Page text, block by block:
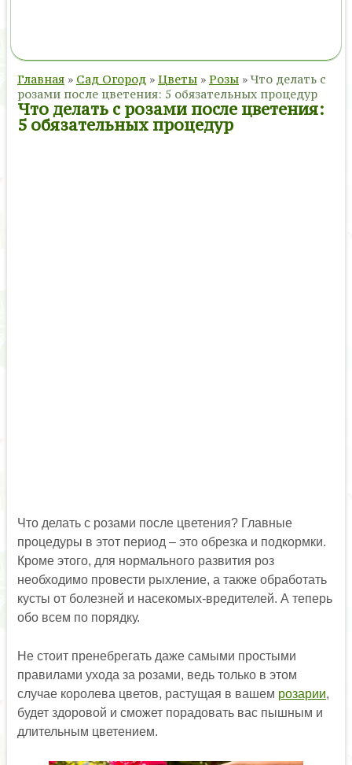
Главная » Сад Огород » Цветы » Розы »Что делать с
розами после цветения: 5 обязательных процедур
Что делать с розами после цветения:
5 обязательных процедур
Что делать с розами после цветения? Главные
процедуры в этот период – это обрезка и подкормки.
Кроме этого, для нормального развития роз
необходимо провести рыхление, а также обработать
кусты от болезней и насекомых-вредителей. А теперь
обо всем по порядку.
Не стоит пренебрегать даже самыми простыми
правилами ухода за розами, ведь только в этом
случае королева цветов, растущая в вашем розарии,
будет здоровой и сможет порадовать вас пышным и
длительным цветением.